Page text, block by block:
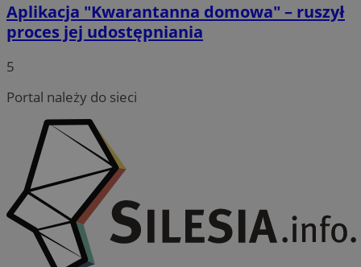
Aplikacja "Kwarantanna domowa" – ruszył
proces jej udostępniania
5
Portal należy do sieci